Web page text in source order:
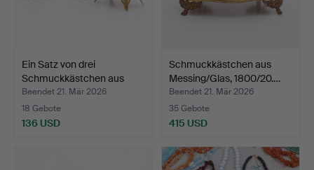
Ein Satz von drei
Schmuckkästchen aus
Mess…
Beendet 21. Mär 2026
18 Gebote
136 USD
Schmuckkästchen aus
Messing/Glas, 1800/20.…
Beendet 21. Mär 2026
35 Gebote
415 USD